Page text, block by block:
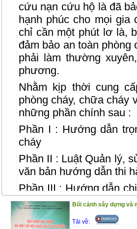
cứu nạn cứu hộ là đã
hạnh phúc cho mọi gia
chỉ cần một phút lơ là,
đảm bảo an toàn
phải làm thường
phương.
Nhằm kịp thời cung
phòng cháy, chữa cháy
những phần chính sau :
Phần I : Hướng dẫn
cháy
Phần II : Luật Quản lý,
văn bản hướng dẫn thi
Phần III : Hướng dẫn
và chữa cháy
Phần IV : Quy định
Bối cảnh xây dựng và
Tải về: